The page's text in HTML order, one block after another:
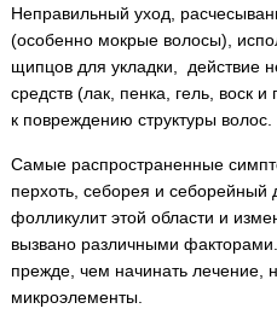
Неправильный уход,
(особенно мокрые волосы),
щипцов для укладки, действие
средств (лак, пенка, гель, воск
к повреждению структуры волос.
Самые распространенные
перхоть, себорея и себорейный
фолликулит этой области и
вызвано различными
прежде, чем начинать лечение,
микроэлементы.